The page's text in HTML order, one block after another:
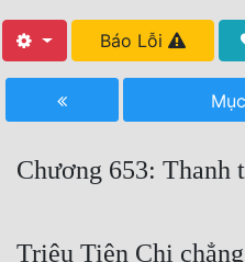
Tất Cả
Hoàn Thành
Báo Lỗi
Chương 653: Thanh
Triệu Tiên Chi